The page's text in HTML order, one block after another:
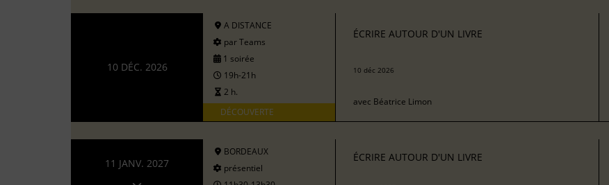
10 DÉC. 2026
A DISTANCE
par Teams
1 soirée
19h-21h
2 h.
DÉCOUVERTE
ÉCRIRE AUTOUR D'UN LIVRE
10 déc 2026
avec Béatrice Limon
11 JANV. 2027
BORDEAUX
présentiel
ÉCRIRE AUTOUR D'UN LIVRE